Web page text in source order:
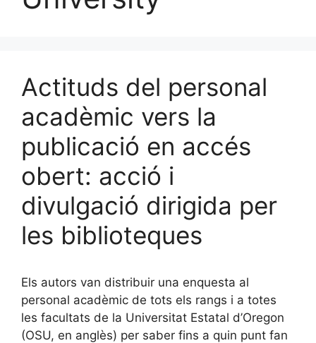
Actituds del personal
acadèmic vers la
publicació en accés
obert: acció i
divulgació dirigida per
les biblioteques
Els autors van distribuir una enquesta al
personal acadèmic de tots els rangs i a totes
les facultats de la Universitat Estatal d’Oregon
(OSU, en anglès) per saber fins a quin punt fan